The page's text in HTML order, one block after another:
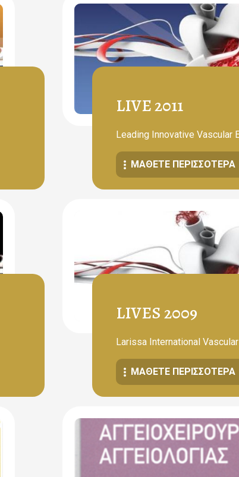
LIVE 2011
Leading Innovative Vascular
ΜΆΘΕΤΕ ΠΕΡΙΣΣΌΤΕΡΑ
LIVES 2009
Larissa International
ΜΆΘΕΤΕ ΠΕΡΙΣΣΌΤΕΡΑ